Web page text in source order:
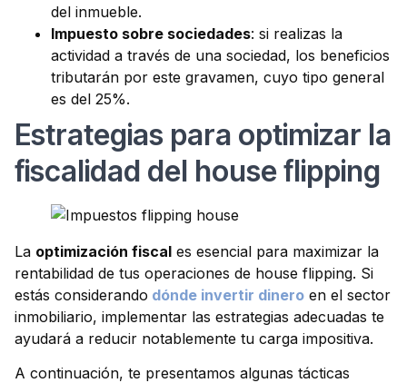
del inmueble.
Impuesto sobre sociedades: si realizas la
actividad a través de una sociedad, los beneficios
tributarán por este gravamen, cuyo tipo general
es del 25%.
Estrategias para optimizar la
fiscalidad del house flipping
La optimización fiscal es esencial para maximizar la
rentabilidad de tus operaciones de house flipping. Si
estás considerando dónde invertir dinero en el sector
inmobiliario, implementar las estrategias adecuadas te
ayudará a reducir notablemente tu carga impositiva.
A continuación, te presentamos algunas tácticas